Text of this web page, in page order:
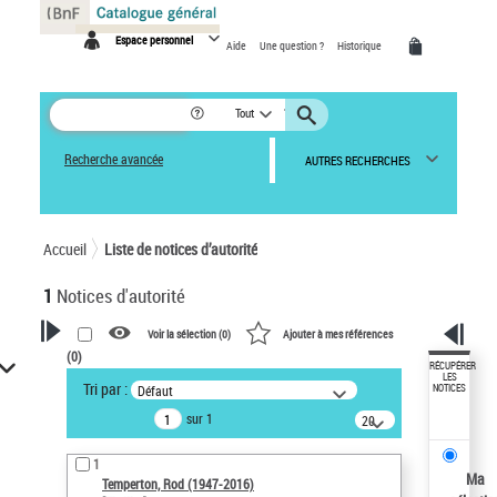
Espace personnel Aide Une question ? Historique
Tout
Recherche avancée AUTRES RECHERCHES
Accueil Liste de notices d’autorité
1 Notices d'autorité
VOTRE RECHERCHE
Recherche avancée dans les
notices d’autorité
Œuvres liées à l'auteur :
Temperton, Rod (1947-2016)
Voir la sélection (0) Ajouter à mes références
(0)
Tri par : Défaut
sur 1
20
résultats/page
1
Temperton, Rod (1947-2016)
RÉCUPÉRER
LES
NOTICES
Ma
Panneau de gestion des cookies